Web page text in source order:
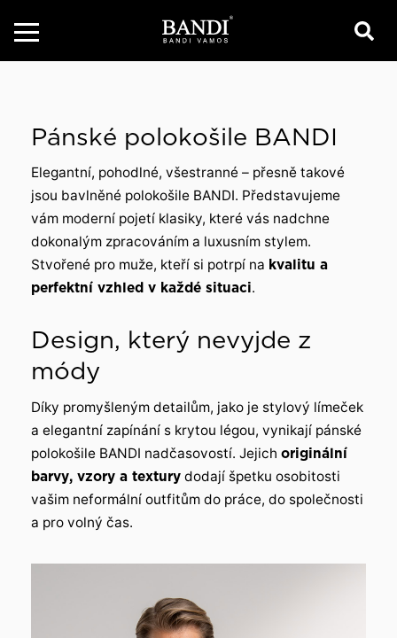
Pánské polokošile BANDI
Elegantní, pohodlné, všestranné – přesně takové
jsou bavlněné polokošile BANDI. Představujeme
vám moderní pojetí klasiky, které vás nadchne
dokonalým zpracováním a luxusním stylem.
Stvořené pro muže, kteří si potrpí na kvalitu a
perfektní vzhled v každé situaci.
Design, který nevyjde z
módy
Díky promyšleným detailům, jako je stylový límeček
a elegantní zapínání s krytou légou, vynikají pánské
polokošile BANDI nadčasovostí. Jejich originální
barvy, vzory a textury dodají špetku osobitosti
vašim neformální outfitům do práce, do společnosti
a pro volný čas.